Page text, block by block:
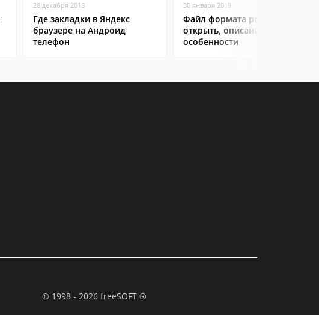
28 декабря 2018
Где закладки в Яндекс
браузере на Андроид
телефон
30 января 2019
Файл формата png: чем
открыть, описание,
особенности
© 1998 - 2026 freeSOFT ®